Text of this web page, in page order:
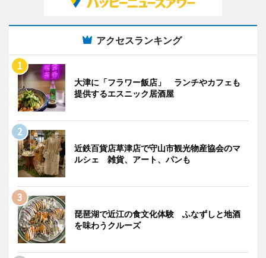
アクセスランキング
大津に「フラワー飯店」 ランチやカフェも
提供するエスニック居酒屋
近鉄百貨店草津店で守山市観光物産協会のマ
ルシェ 雑貨、アート、パンも
琵琶湖で近江の食文化体験 ふなずしと地酒
を味わうクルーズ